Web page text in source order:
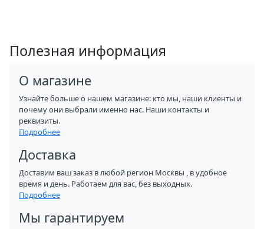
Полезная информация
О магазине
Узнайте больше о нашем магазине: кто мы, наши клиенты и
почему они выбрали именно нас. Наши контакты и
реквизиты.
Подробнее
Доставка
Доставим ваш заказ в любой регион Москвы , в удобное
время и день. Работаем для вас, без выходных.
Подробнее
Мы гарантируем